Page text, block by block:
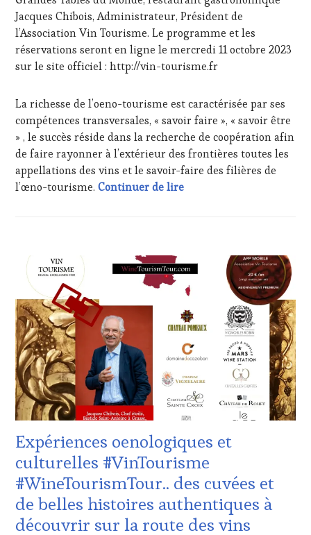
MASTERCLASS,
MÉDIAS,
PRESSE
ÉCRITE,
RADIO,
OENOTOURISME ,
PALETTE,
PARTENAIRES
VIN
TOURISME,
PRODUCTEURS
TERROIR,
ŒNOLOGUE,
SOMMELIER,
SAINTE-
VICTOIRE,
SALONS
INTERNATIONAUX,
SPOT
BY,
TASTING
MOVIE,
VIGNOBLES,
WINE
TASTING
VOUCHER
WINE
TOURISM
FAME,
WINE
TOURISM
TOUR
Jacques Chibois, Administrateur, Président de
l’Association Vin Tourisme. Le programme et les
réservations seront en ligne le mercredi 11 octobre 2023
sur le site officiel : http://vin-tourisme.fr
La richesse de l’oeno-tourisme est caractérisée par ses
compétences transversales, « savoir faire », « savoir être
» , le succès réside dans la recherche de coopération afin
de faire rayonner à l’extérieur des frontières toutes les
appellations des vins et le savoir-faire des filières de
l’œno-tourisme.Continuer de lireJean Mus, architecte,
CHALLENGE
HORS
ZONE
DE
CONFORT,
CLUB
:
WINE
TASTING
VOUCHER,
CÔTES-
DE-
DOMAINE
VITICOLE,
ADHÉRENT,
VIN
TOURISME,
EDITION
LES
Expériences oenologiques et
culturelles #VinTourisme
#WineTourismTour.. des cuvées et
de belles histoires authentiques à
découvrir sur la route des vins